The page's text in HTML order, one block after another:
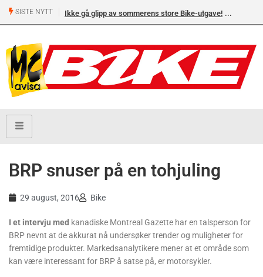
SISTE NYTT Ikke gå glipp av sommerens store Bike-utgave!
BRP snuser på en tohjuling
29 august, 2016 Bike
I et intervju med kanadiske Montreal Gazette har en talsperson for
BRP nevnt at de akkurat nå undersøker trender og muligheter for
fremtidige produkter. Markedsanalytikere mener at et område som
kan være interessant for BRP å satse på, er motorsykler.